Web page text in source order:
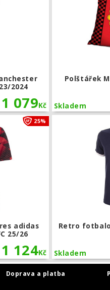
2024
1 079Kč
Polštářek
Skladem
adidas
25/26
1 124Kč
25% Dětský
Retro
Skladem
Doprava a platba